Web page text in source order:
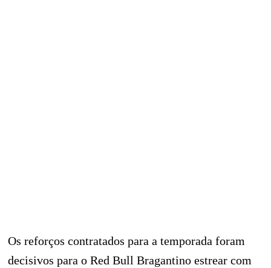
Os reforços contratados para a temporada foram
decisivos para o Red Bull Bragantino estrear com